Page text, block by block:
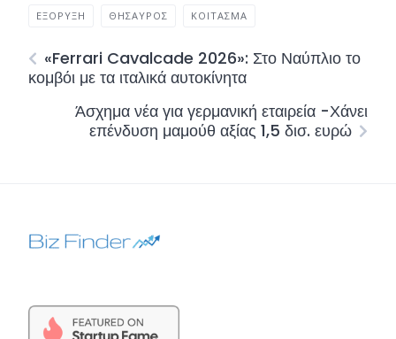
ΕΞΌΡΥΞΗ ΘΗΣΑΥΡΌΣ ΚΟΊΤΑΣΜΑ
«Ferrari Cavalcade 2026»: Στο Ναύπλιο το
κομβόι με τα ιταλικά αυτοκίνητα
Άσχημα νέα για γερμανική εταιρεία -Χάνει
επένδυση μαμούθ αξίας 1,5 δισ. ευρώ